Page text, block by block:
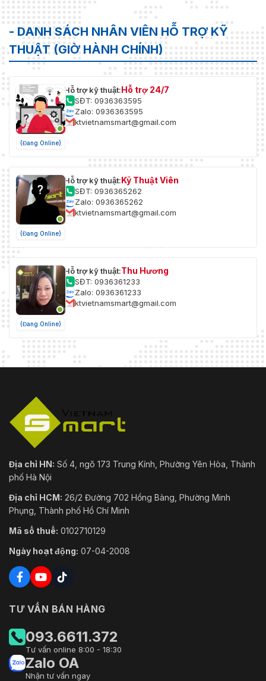
- DANH SÁCH NHÂN VIÊN HỖ TRỢ KỸ
THUẬT (GIỜ HÀNH CHÍNH)
(Đang Online)
Hỗ trợ kỹ thuật:Hỗ trợ 24/7
SĐT: 0936363595
Zalo: 0936363595
ktvietnamsmart@gmail.com
(Đang Online)
Hỗ trợ kỹ thuật:Kỹ Thuật Viên
SĐT: 0936365262
Zalo: 0936365262
ktvietnamsmart@gmail.com
(Đang Online)
Hỗ trợ kỹ thuật:Thu Hương
SĐT: 0936361233
Zalo: 0936361233
ktvietnamsmart@gmail.com
Địa chỉ HN: Số 4, ngõ 173 Trung Kính, Phường Yên Hòa, Thành
phố Hà Nội
Địa chỉ HCM: 26/2 Đường 702 Hồng Bàng, Phường Minh
Phụng, Thành phố Hồ Chí Minh
Mã số thuế: 0102710129
Ngày hoạt động: 07-04-2008
TƯ VẤN BÁN HÀNG
093.6611.372
Tư vấn online 8:00 - 18:30
Zalo OA
Nhận tư vấn ngay